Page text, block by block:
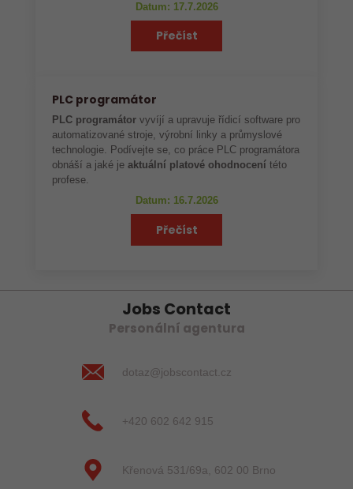
Datum: 17.7.2026
Přečíst
PLC programátor
PLC programátor vyvíjí a upravuje řídicí software pro
automatizované stroje, výrobní linky a průmyslové
technologie. Podívejte se, co práce PLC programátora
obnáší a jaké je aktuální platové ohodnocení této
profese.
Datum: 16.7.2026
Přečíst
Jobs Contact
Personální agentura
dotaz@jobscontact.cz
+420 602 642 915
Křenová 531/69a, 602 00 Brno